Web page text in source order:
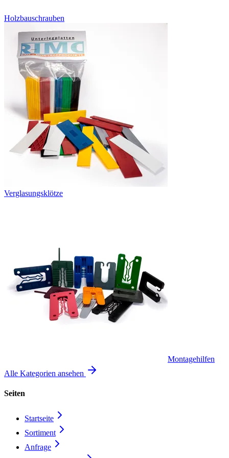
Holzbauschrauben
Verglasungsklötze
Montagehilfen
Alle Kategorien ansehen
Seiten
Startseite
Sortiment
Anfrage